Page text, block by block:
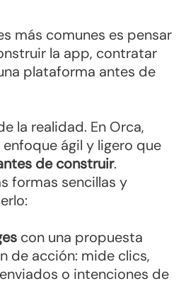
más comunes es pensar
la app, contratar
plataforma antes de
la realidad. En Orca,
ágil y ligero que
de construir.
formas sencillas y
con una propuesta
de acción: mide clics,
o intenciones de